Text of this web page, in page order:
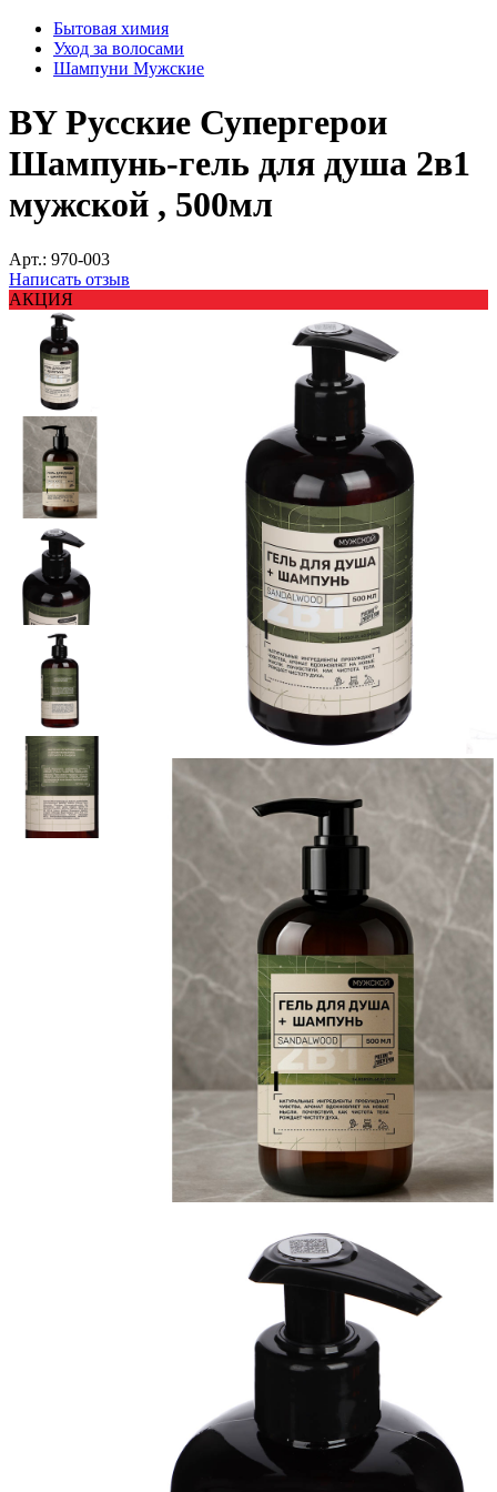
Бытовая химия
Уход за волосами
Шампуни Мужские
BY Русские Супергерои
Шампунь-гель для душа 2в1
мужской , 500мл
Арт.: 970-003
Написать отзыв
АКЦИЯ